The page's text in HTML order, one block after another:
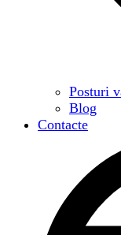
Posturi
Blog
Contacte